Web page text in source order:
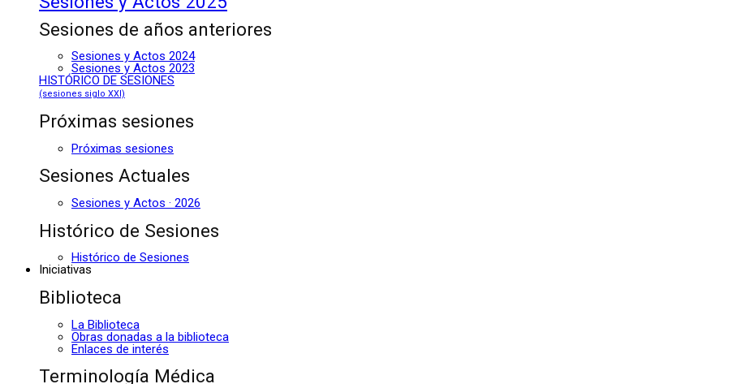
Sesiones de años anteriores
Sesiones y Actos 2024
Sesiones y Actos 2023
HISTÓRICO DE SESIONES
(sesiones siglo XXI)
Próximas sesiones
Próximas sesiones
Sesiones Actuales
Sesiones y Actos · 2026
Histórico de Sesiones
Histórico de Sesiones
Iniciativas
Biblioteca
La Biblioteca
Obras donadas a la biblioteca
Enlaces de interés
Terminología Médica